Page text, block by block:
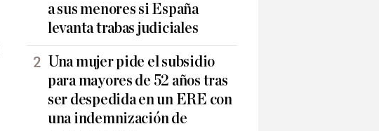
a sus menores si España
levanta trabas judiciales
Una mujer pide el subsidio
para mayores de 52 años tras
ser despedida en un ERE con
una indemnización de